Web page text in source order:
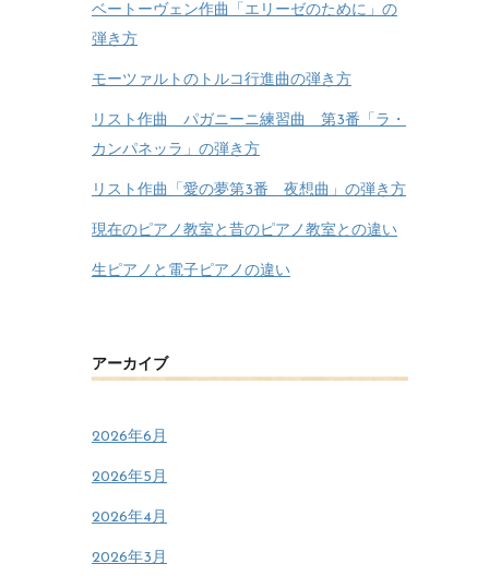
ベートーヴェン作曲「エリーゼのために」の
弾き方
モーツァルトのトルコ行進曲の弾き方
リスト作曲 パガニーニ練習曲 第3番「ラ・
カンパネッラ」の弾き方
リスト作曲「愛の夢第3番 夜想曲」の弾き方
現在のピアノ教室と昔のピアノ教室との違い
生ピアノと電子ピアノの違い
アーカイブ
2026年6月
2026年5月
2026年4月
2026年3月